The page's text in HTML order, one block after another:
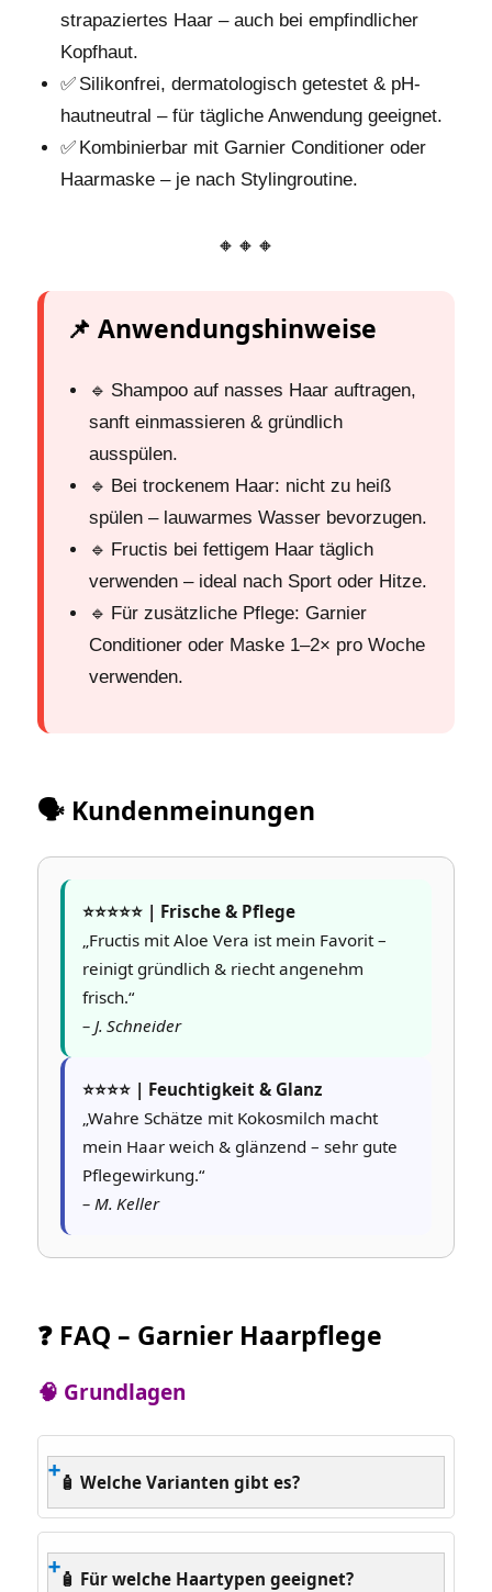
strapaziertes Haar – auch bei empfindlicher
Kopfhaut.
✅ Silikonfrei, dermatologisch getestet & pH-
hautneutral – für tägliche Anwendung geeignet.
✅ Kombinierbar mit Garnier Conditioner oder
Haarmaske – je nach Stylingroutine.
🔸🔸🔸
📌 Anwendungshinweise
🔹 Shampoo auf nasses Haar auftragen,
sanft einmassieren & gründlich
ausspülen.
🔹 Bei trockenem Haar: nicht zu heiß
spülen – lauwarmes Wasser bevorzugen.
🔹 Fructis bei fettigem Haar täglich
verwenden – ideal nach Sport oder Hitze.
🔹 Für zusätzliche Pflege: Garnier
Conditioner oder Maske 1–2× pro Woche
verwenden.
🗣️ Kundenmeinungen
⭐️⭐️⭐️⭐️⭐️ | Frische & Pflege
„Fructis mit Aloe Vera ist mein Favorit –
reinigt gründlich & riecht angenehm
frisch.“
– J. Schneider
⭐️⭐️⭐️⭐️ | Feuchtigkeit & Glanz
„Wahre Schätze mit Kokosmilch macht
mein Haar weich & glänzend – sehr gute
Pflegewirkung.“
– M. Keller
❓ FAQ – Garnier Haarpflege
🧠 Grundlagen
🧴 Welche Varianten gibt es?
🧴 Für welche Haartypen geeignet?